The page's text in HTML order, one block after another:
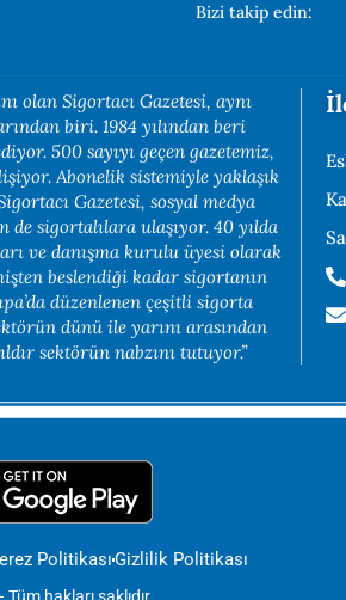
Bizi takip edin:
olan Sigortacı Gazetesi, aynı
biri. 1984 yılından beri
500 sayıyı geçen gazetemiz,
Abonelik sistemiyle yaklaşık
Gazetesi, sosyal medya
de sigortalılara ulaşıyor. 40 yılda
ve danışma kurulu üyesi olarak
beslendiği kadar sigortanın
düzenlenen çeşitli sigorta
dünü ile yarını arasından
sektörün nabzını tutuyor.”
PolitikasıGizlilik Politikası